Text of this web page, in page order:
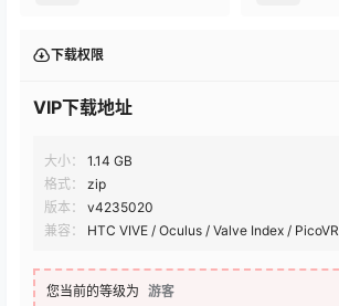
下载权限
VIP下载地址
大小：
1.14 GB
格式：
zip
版本：
v4235020
兼容：
HTC VIVE / Oculus / Valve Index / PicoVR
您当前的等级为 游客